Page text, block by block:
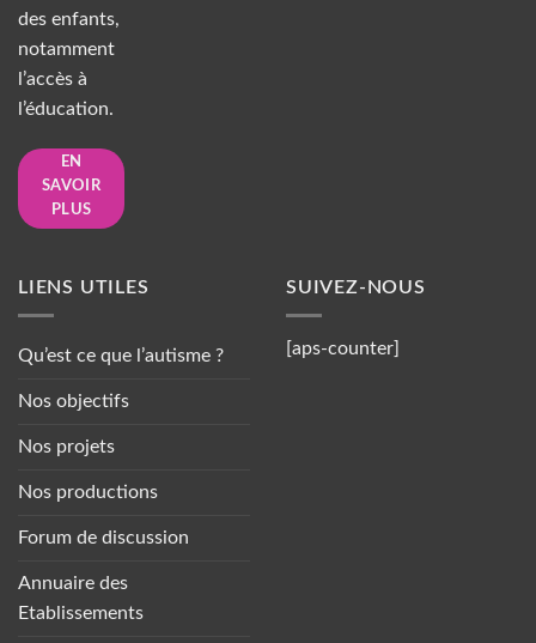
des enfants,
notamment
l’accès à
l’éducation.
EN
SAVOIR
PLUS
LIENS UTILES
Qu’est ce que l’autisme ?
Nos objectifs
Nos projets
Nos productions
Forum de discussion
Annuaire des
Etablissements
SUIVEZ-NOUS
[aps-counter]